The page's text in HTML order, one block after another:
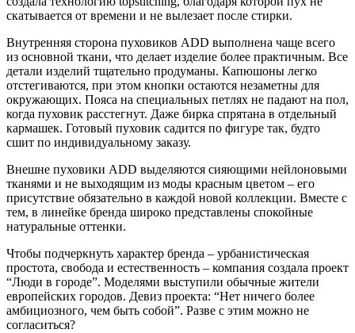
скатывается от времени и не вылезает после стирки.
Внутренняя сторона пуховиков ADD выполнена чаще всего
из основной ткани, что делает изделие более практичным. Все
детали изделий тщательно продуманы. Капюшоны легко
отстегиваются, при этом кнопки остаются незаметны для
окружающих. Пояса на специальных петлях не падают на пол,
когда пуховик расстегнут. Даже бирка спрятана в отдельный
кармашек. Готовый пуховик садится по фигуре так, будто
сшит по индивидуальному заказу.
Внешне пуховики ADD выделяются сияющими нейлоновыми
тканями и не выходящим из моды красным цветом – его
присутствие обязательно в каждой новой коллекции. Вместе с
тем, в линейке бренда широко представлены спокойные
натуральные оттенки.
Чтобы подчеркнуть характер бренда – урбанистическая
простота, свобода и естественность – компания создала проект
“Люди в городе”. Моделями выступили обычные жители
европейских городов. Девиз проекта: “Нет ничего более
амбициозного, чем быть собой”. Разве с этим можно не
согласиться?